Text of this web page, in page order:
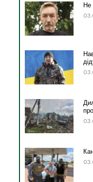
Не